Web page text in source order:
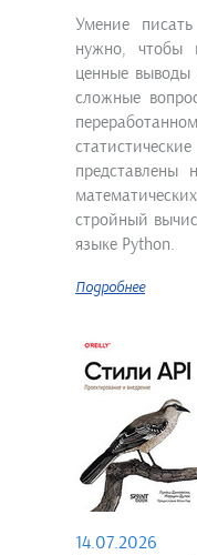
Умение
нужно, чтобы
ценные выводы
сложные
представлены
стройный
языке Python.
Подробнее
14.07.2026